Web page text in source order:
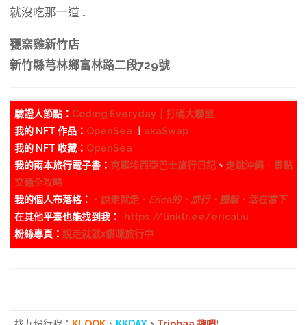
就沒吃那一道 …
甕窯雞新竹店
新竹縣芎林鄉富林路二段729號
驗證人節點： Coding Everyday｜打碼大聯盟
我的 NFT 作品： OpenSea
akaSwap
我的 NFT 收藏： OpenSea
我的兩本旅行電子書： 克羅埃西亞巴士旅行日記 、 走跳沖繩．景點
交通全攻略
我的個人布落格：
．說走就走． Erica的．旅行．體驗．活在當下
在其他平臺也能找到我：
https://linktr.ee/ericaliu
粉絲專頁： 說走就就x貓咪旅行中